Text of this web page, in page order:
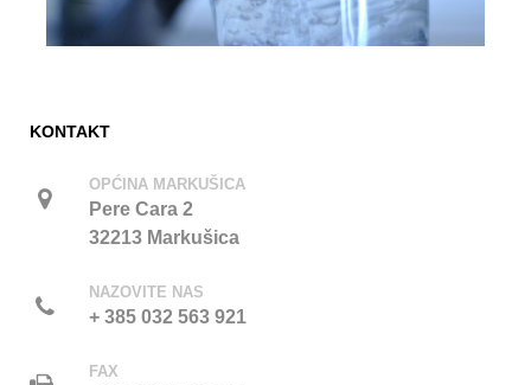
KONTAKT
OPĆINA MARKUŠICA
Pere Cara 2
32213 Markušica
NAZOVITE NAS
+ 385 032 563 921
FAX